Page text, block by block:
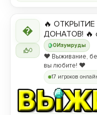

0
0 Изумруды
🔥 ОТКРЫТИЕ
ДОНАТОВ! 🔥
❤️ Выживание,
вы любите! ❤️
17 игроков